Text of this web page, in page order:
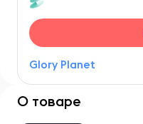
Glory Planet
О товаре